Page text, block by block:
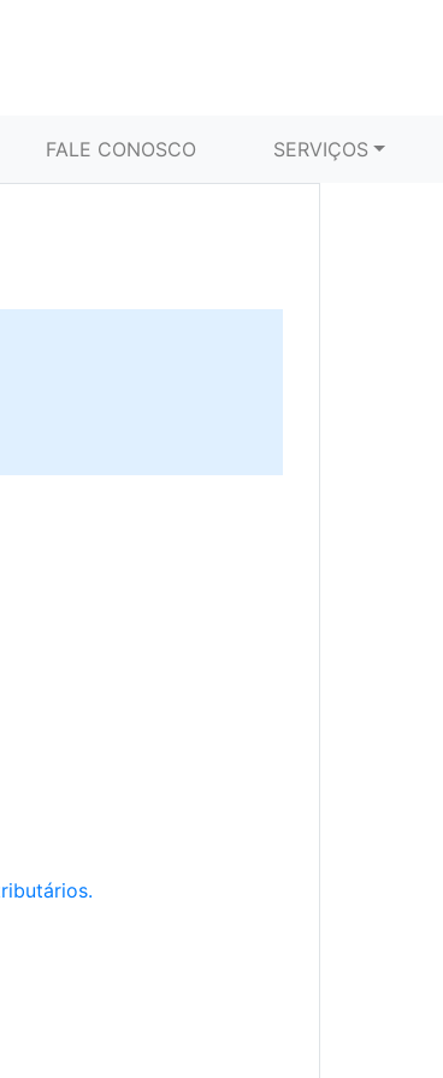
FALE CONOSCO SERVIÇOS